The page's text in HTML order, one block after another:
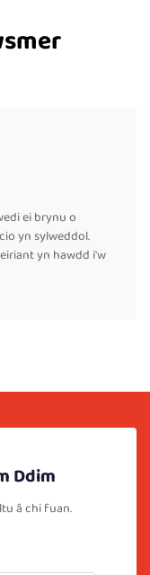
ei brynu o
yn sylweddol.
yn hawdd i'w
Ddim
â chi fuan.